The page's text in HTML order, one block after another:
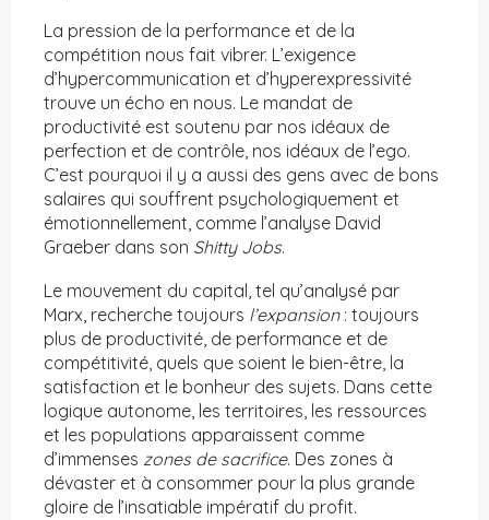
La pression de la performance et de la
compétition nous fait vibrer. L’exigence
d’hypercommunication et d’hyperexpressivité
trouve un écho en nous. Le mandat de
productivité est soutenu par nos idéaux de
perfection et de contrôle, nos idéaux de l’ego.
C’est pourquoi il y a aussi des gens avec de bons
salaires qui souffrent psychologiquement et
émotionnellement, comme l’analyse David
Graeber dans son Shitty Jobs.
Le mouvement du capital, tel qu’analysé par
Marx, recherche toujours l’expansion: toujours
plus de productivité, de performance et de
compétitivité, quels que soient le bien-être, la
satisfaction et le bonheur des sujets. Dans cette
logique autonome, les territoires, les ressources
et les populations apparaissent comme
d’immenses zones de sacrifice. Des zones à
dévaster et à consommer pour la plus grande
gloire de l’insatiable impératif du profit.